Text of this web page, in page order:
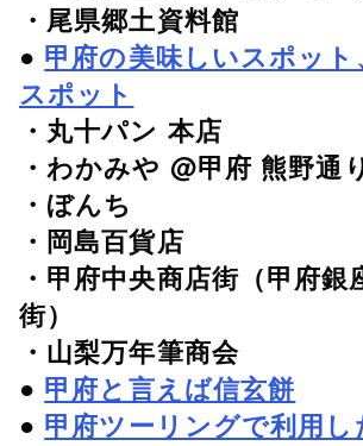
・尾県郷土資料館
● 甲府の美味しいスポッ
スポット
・丸十パン 本店
・わかみや @甲府 熊野通
・ぼんち
・岡島百貨店
・甲府中央商店街（甲府銀
街）
・山梨万年筆商会
● 甲府と言えば信玄餅
● 甲府ツーリングで利用し